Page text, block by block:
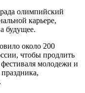
олимпийский
карьере,
будущее.
около 200
чтобы продлить
молодежи и